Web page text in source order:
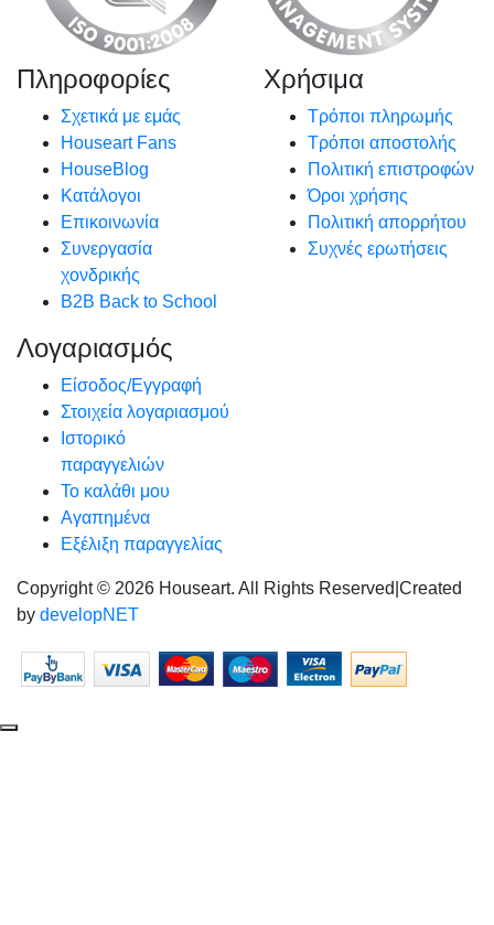
Πληροφορίες
Σχετικά με εμάς
Houseart Fans
HouseBlog
Κατάλογοι
Επικοινωνία
Συνεργασία
χονδρικής
B2B Back to School
Χρήσιμα
Τρόποι πληρωμής
Τρόποι αποστολής
Πολιτική επιστροφών
Όροι χρήσης
Πολιτική απορρήτου
Συχνές ερωτήσεις
Λογαριασμός
Είσοδος/Εγγραφή
Στοιχεία λογαριασμού
Ιστορικό
παραγγελιών
Το καλάθι μου
Αγαπημένα
Εξέλιξη παραγγελίας
Copyright © 2026 Houseart. All Rights Reserved Created
by developNET